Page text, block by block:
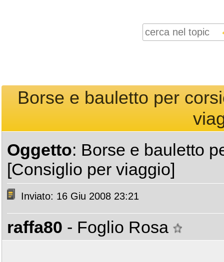
Borse e bauletto per
Oggetto: Borse e bauletto
[Consiglio per viaggio]
Inviato: 16 Giu 2008 23:21
raffa80 - Foglio Rosa